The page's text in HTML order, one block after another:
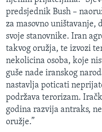
predsjednik Bush –
za masovno uništavanje,
svoje stanovnike. Iran
takvog oružja, te izvozi
nekolicina osoba, koje
guše nade iranskog
nastavlja poticati
podržava terorizam.
godina razvija antraks,
oružje.”